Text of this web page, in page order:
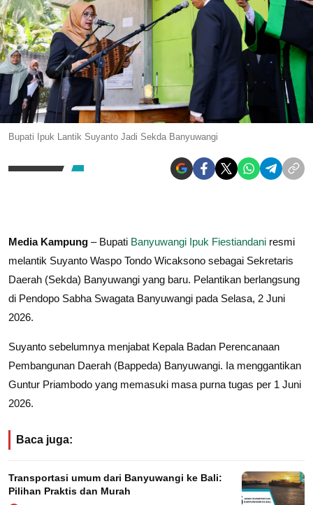
Bupati Ipuk Lantik Suyanto Jadi Sekda Banyuwangi
Media Kampung – Bupati Banyuwangi Ipuk Fiestiandani resmi
melantik Suyanto Waspo Tondo Wicaksono sebagai Sekretaris
Daerah (Sekda) Banyuwangi yang baru. Pelantikan berlangsung
di Pendopo Sabha Swagata Banyuwangi pada Selasa, 2 Juni
2026.
Suyanto sebelumnya menjabat Kepala Badan Perencanaan
Pembangunan Daerah (Bappeda) Banyuwangi. Ia menggantikan
Guntur Priambodo yang memasuki masa purna tugas per 1 Juni
2026.
Baca juga:
Transportasi umum dari Banyuwangi ke Bali:
Pilihan Praktis dan Murah